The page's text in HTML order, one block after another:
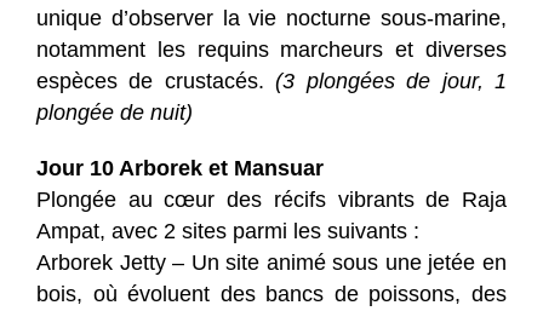
unique d’observer la vie nocturne sous-marine,
notamment les requins marcheurs et diverses
espèces de crustacés.(3 plongées de jour, 1
plongée de nuit)
Jour 10 Arborek et Mansuar
Plongée au cœur des récifs vibrants de Raja
Ampat, avec 2 sites parmi les suivants :
Arborek Jetty – Un site animé sous une jetée en
bois, où évoluent des bancs de poissons, des